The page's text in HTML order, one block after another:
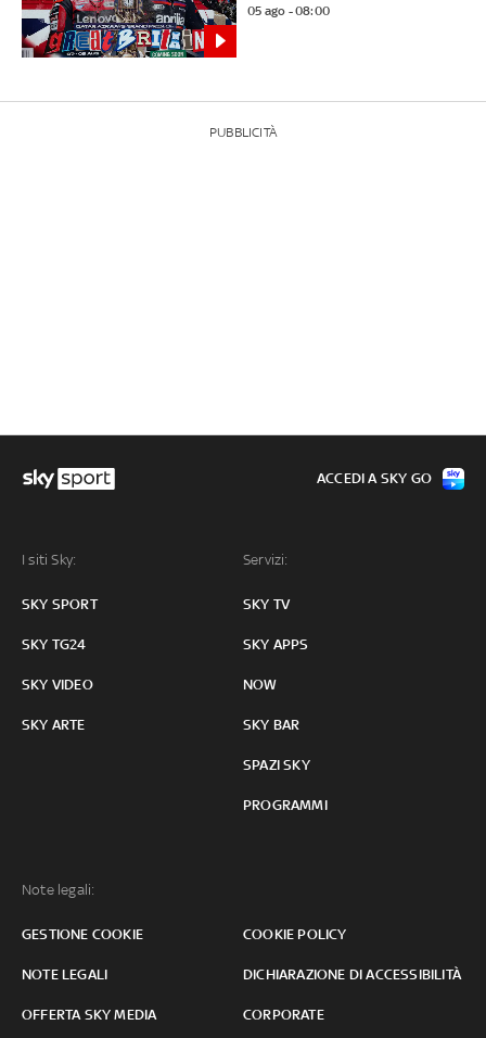
05 ago - 08:00
PUBBLICITÀ
I siti Sky:
SKY SPORT
SKY TG24
SKY VIDEO
SKY ARTE
Servizi:
SKY TV
SKY APPS
NOW
SKY BAR
SPAZI SKY
PROGRAMMI
Note legali:
GESTIONE COOKIE COOKIE POLICY
NOTE LEGALI DICHIARAZIONE DI ACCESSIBILITÀ
OFFERTA SKY MEDIA CORPORATE
ACCEDI A SKY GO